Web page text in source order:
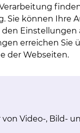
/ Ambulanz
Sie können Ihre
Einstellungen
erreichen Sie
der Webseiten.
Video-, Bild-